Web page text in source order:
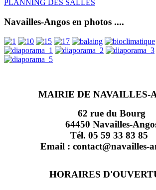
PLANNING DES SALLES
Navailles-Angos en photos ....
MAIRIE DE NAVAILLES-
62 rue du Bourg
64450 Navailles-
Tél. 05 59 33 83 85
Email : contact@navailles-
HORAIRES